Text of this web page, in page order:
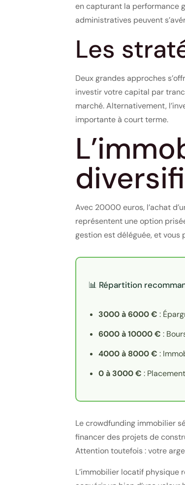
en capturant la performance
administratives peuvent
Les
Deux grandes approches
investir votre capital par
marché. Alternativement,
importante à court terme.
Avec 20000 euros, l’achat
représentent une option
gestion est déléguée, et
📊 Répartition
3000 à 6000 € :
6000 à 10000 € :
4000 à 8000 € :
0 à 3000 € :
Le crowdfunding immobilier
financer des projets de
Attention toutefois : votre
L’immobilier locatif physique